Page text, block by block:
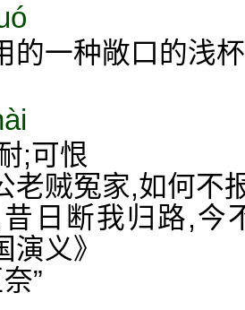
的一种敞口的浅杯
;可恨
老贼冤家,如何
日断我归路,今
义》
”